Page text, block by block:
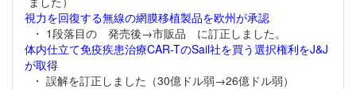
視力を回復する無線の網膜移植製品を欧州が承認
・ 1段落目の 発売後→市販品 に訂正しました。
体内仕立て免疫疾患治療CAR-TのSail社を買う選択権利をJ&J
が取得
・ 誤解を訂正しました（30億ドル弱→26億ドル弱）